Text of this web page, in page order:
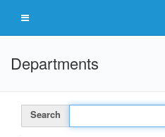
Departments
Search